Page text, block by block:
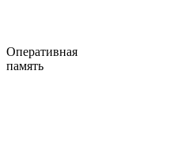
Оперативная
память